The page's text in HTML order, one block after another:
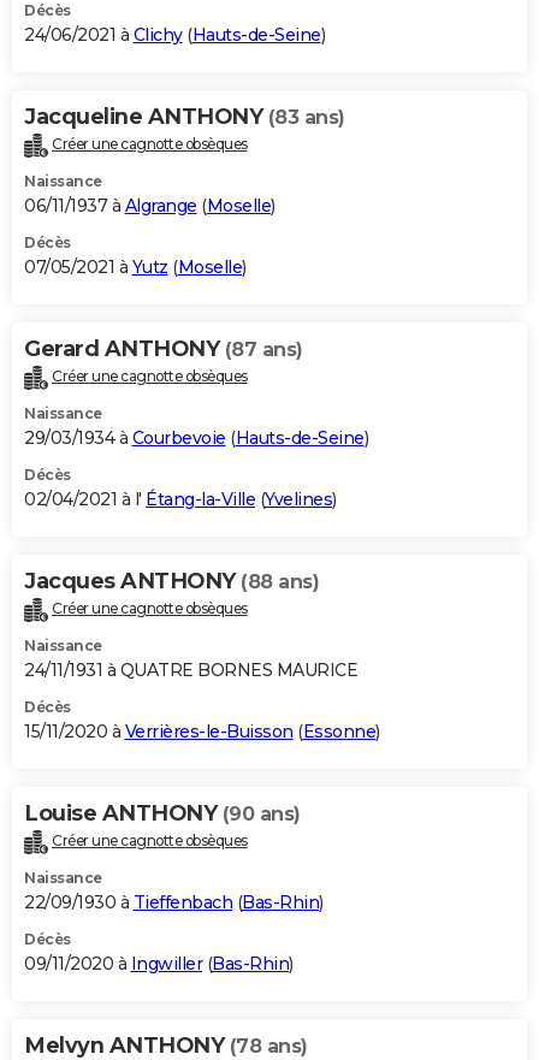
Décès
24/06/2021 à Clichy(Hauts-de-Seine)
Jacqueline ANTHONY (83 ans)
Créer une cagnotte obsèques
Naissance
06/11/1937 à Algrange (Moselle)
Décès
07/05/2021 à Yutz (Moselle)
Gerard ANTHONY (87 ans)
Créer une cagnotte obsèques
Naissance
29/03/1934 à Courbevoie (Hauts-de-Seine)
Décès
02/04/2021 à l' Étang-la-Ville (Yvelines)
Jacques ANTHONY (88 ans)
Créer une cagnotte obsèques
Naissance
24/11/1931 à QUATRE BORNES MAURICE
Décès
15/11/2020 à Verrières-le-Buisson (Essonne)
Louise ANTHONY (90 ans)
Créer une cagnotte obsèques
Naissance
22/09/1930 à Tieffenbach (Bas-Rhin)
Décès
09/11/2020 à Ingwiller(Bas-Rhin)
Melvyn ANTHONY (78 ans)